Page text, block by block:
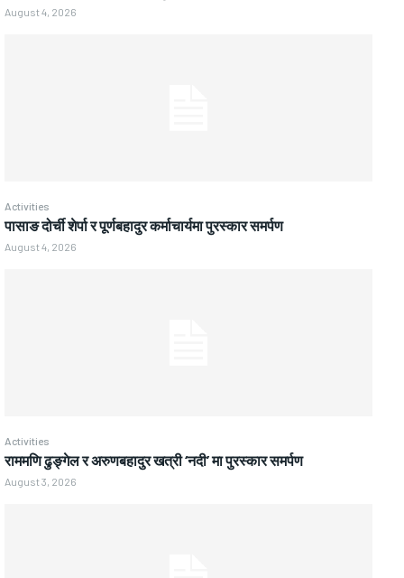
August 4, 2026
Activities
पासाङ दोर्ची शेर्पा र पूर्णबहादुर कर्माचार्यमा पुरस्कार समर्पण
August 4, 2026
Activities
राममणि ढुङ्गेल र अरुणबहादुर खत्री ‘नदी’ मा पुरस्कार समर्पण
August 3, 2026